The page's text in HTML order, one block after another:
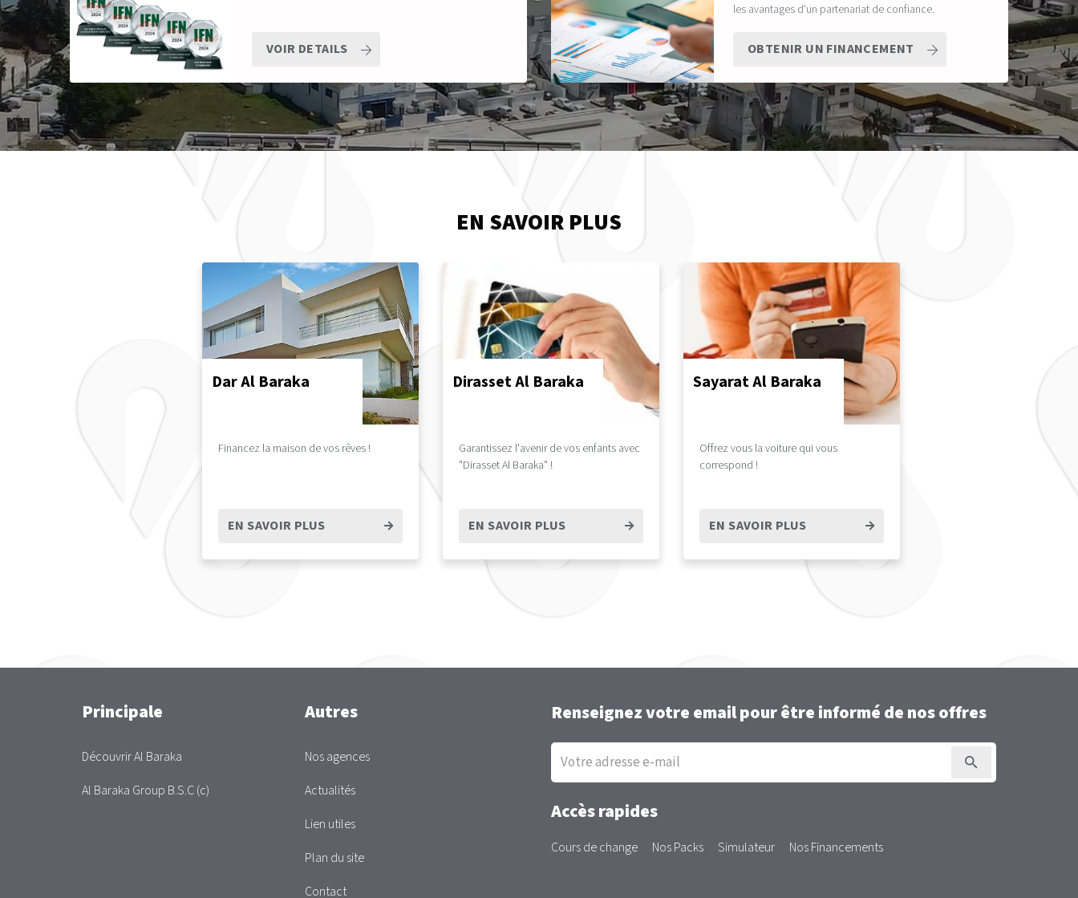
VOIR DETAILS
les avantages d'un partenariat de confiance.
OBTENIR UN FINANCEMENT
EN SAVOIR PLUS
Sayarat Al Baraka
Offrez vous la voiture qui vous
correspond !
EN SAVOIR PLUS
Dirasset Al Baraka
Garantissez l'avenir de vos enfants avec
"Dirasset Al Baraka" !
EN SAVOIR PLUS
Dar Al Baraka
Financez la maison de vos rêves !
EN SAVOIR PLUS
Main
Principale
Découvrir Al Baraka
Al Baraka Group B.S.C (c)
Autres
Nos agences
Actualités
Lien utiles
Plan du site
Contact
Renseignez votre email pour être informé de nos offres
Inscription
la
newsletter
Accès rapides
Cours de change Nos Packs Simulateur Nos Financements